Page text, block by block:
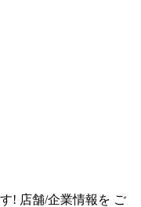
! 店舗/企業情報を ご